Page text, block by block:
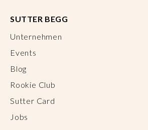
SUTTER BEGG
Unternehmen
Events
Blog
Rookie Club
Sutter Card
Jobs